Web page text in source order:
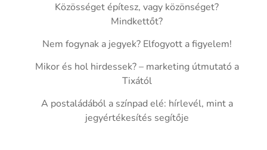
Közösséget építesz, vagy közönséget?
Mindkettőt?
Nem fogynak a jegyek? Elfogyott a figyelem!
Mikor és hol hirdessek? – marketing útmutató a
Tixától
A postaládából a színpad elé: hírlevél, mint a
jegyértékesítés segítője